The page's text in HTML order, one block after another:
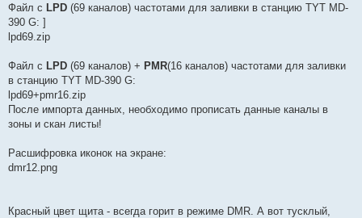
Файл с LPD (69 каналов) частотами для заливки в станцию TYT MD-
390 G: ]
lpd69.zip
Файл с LPD (69 каналов) + PMR(16 каналов) частотами для заливки
в станцию TYT MD-390 G:
lpd69+pmr16.zip
После импорта данных, необходимо прописать данные каналы в
зоны и скан листы!
Расшифровка иконок на экране:
dmr12.png
Красный цвет щита - всегда горит в режиме DMR. А вот тусклый,